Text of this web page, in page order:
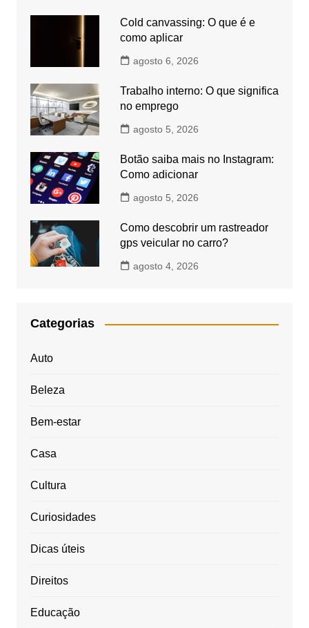
Cold canvassing: O que é e
como aplicar
agosto 6, 2026
Trabalho interno: O que significa
no emprego
agosto 5, 2026
Botão saiba mais no Instagram:
Como adicionar
agosto 5, 2026
Como descobrir um rastreador
gps veicular no carro?
agosto 4, 2026
Categorias
Auto
Beleza
Bem-estar
Casa
Cultura
Curiosidades
Dicas úteis
Direitos
Educação